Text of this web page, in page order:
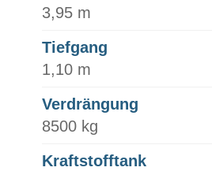
3,95 m
Tiefgang
1,10 m
Verdrängung
8500 kg
Kraftstofftank